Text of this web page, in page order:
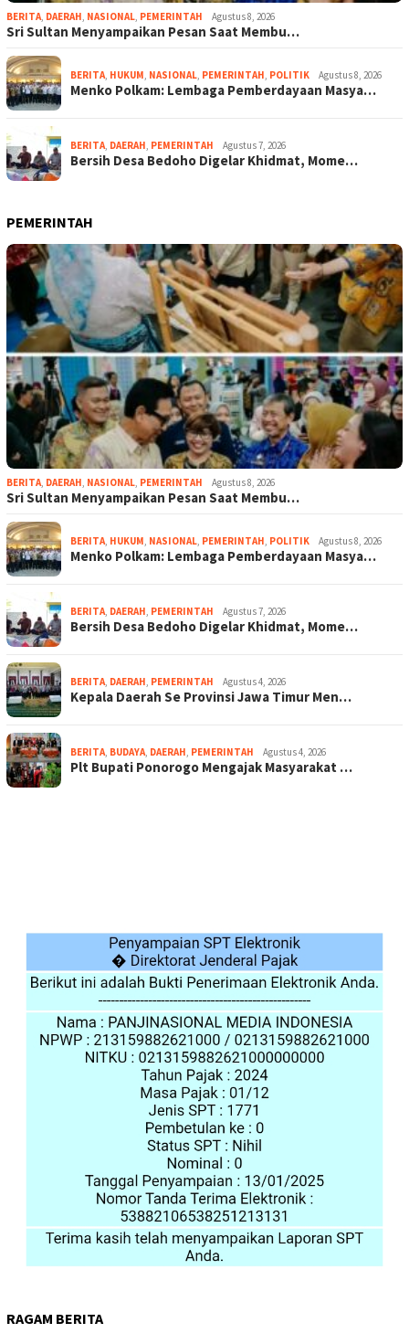
BERITA, DAERAH, NASIONAL, PEMERINTAH Agustus 8, 2026
Sri Sultan Menyampaikan Pesan Saat Membu…
BERITA, HUKUM, NASIONAL, PEMERINTAH, POLITIK Agustus 8, 2026
Menko Polkam: Lembaga Pemberdayaan Masya…
BERITA, DAERAH, PEMERINTAH Agustus 7, 2026
Bersih Desa Bedoho Digelar Khidmat, Mome…
PEMERINTAH
BERITA, DAERAH, NASIONAL, PEMERINTAH Agustus 8, 2026
Sri Sultan Menyampaikan Pesan Saat Membu…
BERITA, HUKUM, NASIONAL, PEMERINTAH, POLITIK Agustus 8, 2026
Menko Polkam: Lembaga Pemberdayaan Masya…
BERITA, DAERAH, PEMERINTAH Agustus 7, 2026
Bersih Desa Bedoho Digelar Khidmat, Mome…
BERITA, DAERAH, PEMERINTAH Agustus 4, 2026
Kepala Daerah Se Provinsi Jawa Timur Men…
BERITA, BUDAYA, DAERAH, PEMERINTAH Agustus 4, 2026
Plt Bupati Ponorogo Mengajak Masyarakat …
RAGAM BERITA